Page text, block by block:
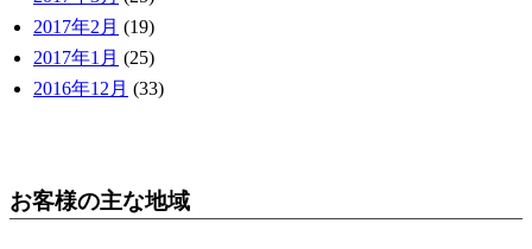
2017年2月 (19)
2017年1月 (25)
2016年12月 (33)
お客様の主な地域